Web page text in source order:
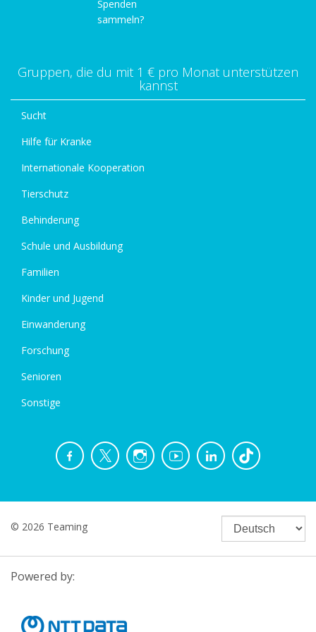
Spenden
sammeln?
Gruppen, die du mit 1 € pro Monat unterstützen
kannst
Sucht
Hilfe für Kranke
Internationale Kooperation
Tierschutz
Behinderung
Schule und Ausbildung
Familien
Kinder und Jugend
Einwanderung
Forschung
Senioren
Sonstige
© 2026 Teaming
Powered by: